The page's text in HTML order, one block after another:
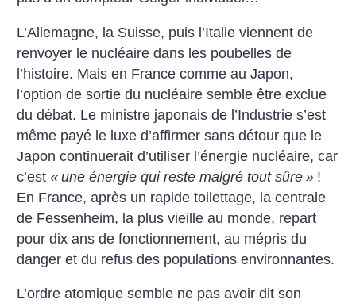
L’Allemagne, la Suisse, puis l’Italie viennent de
renvoyer le nucléaire dans les poubelles de
l’histoire. Mais en France comme au Japon,
l’option de sortie du nucléaire semble être exclue
du débat. Le ministre japonais de l’Industrie s’est
même payé le luxe d’affirmer sans détour que le
Japon continuerait d’utiliser l’énergie nucléaire, car
c’est« une énergie qui reste malgré tout sûre » !
En France, après un rapide toilettage, la centrale
de Fessenheim, la plus vieille au monde, repart
pour dix ans de fonctionnement, au mépris du
danger et du refus des populations environnantes.
L’ordre atomique semble ne pas avoir dit son